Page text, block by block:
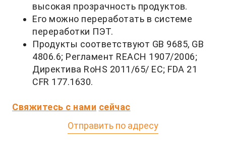
высокая прозрачность продуктов.
Его можно переработать в системе
переработки ПЭТ.
Продукты соответствуют GB 9685, GB
4806.6; Регламент REACH 1907/2006;
Директива RoHS 2011/65/ ЕС; FDA 21
CFR 177.1630.
Свяжитесь с нами сейчас
Отправить по адресу